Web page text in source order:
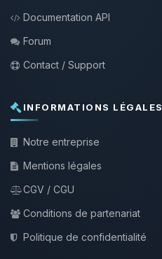
Documentation API
Forum
Contact / Support
INFORMATIONS LÉGALES
Notre entreprise
Mentions légales
CGV / CGU
Conditions de partenariat
Politique de confidentialité